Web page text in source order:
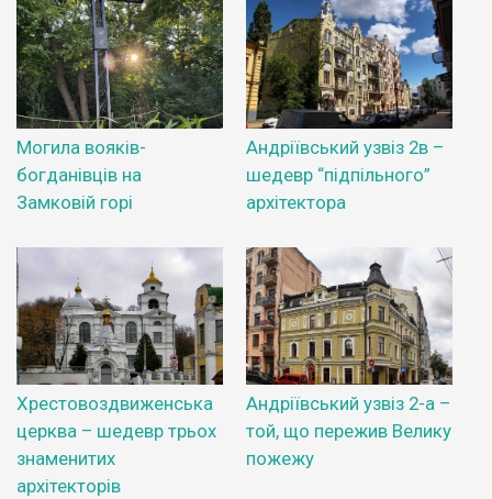
Могила вояків-
богданівців на
Замковій горі
Андріївський узвіз 2в –
шедевр “підпільного”
архітектора
Хрестовоздвиженська
церква – шедевр трьох
знаменитих
архітекторів
Андріївський узвіз 2-а –
той, що пережив Велику
пожежу